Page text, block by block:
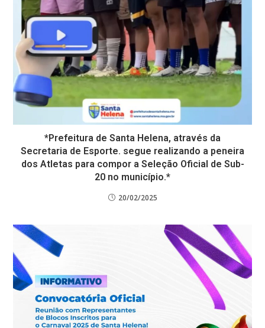
*Prefeitura de Santa Helena, através da
Secretaria de Esporte. segue realizando a peneira
dos Atletas para compor a Seleção Oficial de Sub-
20 no município.*
20/02/2025